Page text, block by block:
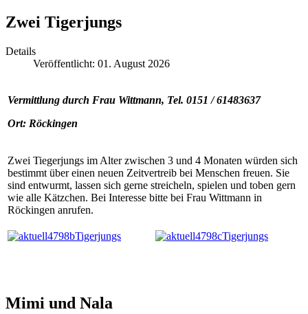
Zwei Tigerjungs
Details
Veröffentlicht: 01. August 2026
Vermittlung durch Frau Wittmann, Tel. 0151 / 61483637
Ort: Röckingen
Zwei Tiegerjungs im Alter zwischen 3 und 4 Monaten würden sich
bestimmt über einen neuen Zeitvertreib bei Menschen freuen. Sie
sind entwurmt, lassen sich gerne streicheln, spielen und toben gern
wie alle Kätzchen. Bei Interesse bitte bei Frau Wittmann in
Röckingen anrufen.
Mimi und Nala